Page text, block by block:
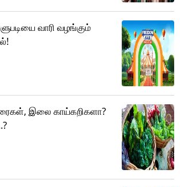
வாரி வழங்கும்
இலை காய்கறிகளா?